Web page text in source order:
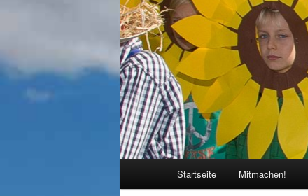
Startseite Mitmachen!